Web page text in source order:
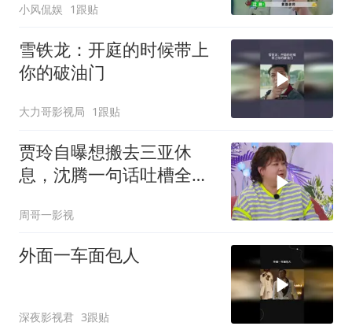
小风侃娱 1跟贴
雪铁龙：开庭的时候带上
你的破油门
大力哥影视局 1跟贴
贾玲自曝想搬去三亚休
息，沈腾一句话吐槽全场
周哥一影视
外面一车面包人
深夜影视君 3跟贴